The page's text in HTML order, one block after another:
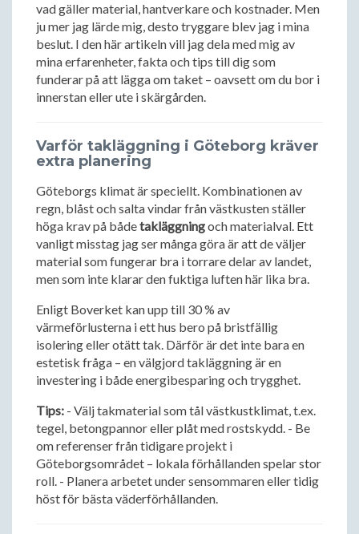
vad gäller material, hantverkare och kostnader. Men
ju mer jag lärde mig, desto tryggare blev jag i mina
beslut. I den här artikeln vill jag dela med mig av
mina erfarenheter, fakta och tips till dig som
funderar på att lägga om taket – oavsett om du bor i
innerstan eller ute i skärgården.
Varför takläggning i Göteborg kräver
extra planering
Göteborgs klimat är speciellt. Kombinationen av
regn, blåst och salta vindar från västkusten ställer
höga krav på bådetakläggningoch materialval. Ett
vanligt misstag jag ser många göra är att de väljer
material som fungerar bra i torrare delar av landet,
men som inte klarar den fuktiga luften här lika bra.
Enligt Boverket kan upp till 30 % av
värmeförlusterna i ett hus bero på bristfällig
isolering eller otätt tak. Därför är det inte bara en
estetisk fråga – en välgjord takläggning är en
investering i både energibesparing och trygghet.
Tips: - Välj takmaterial som tål västkustklimat, t.ex.
tegel, betongpannor eller plåt med rostskydd. - Be
om referenser från tidigare projekt i
Göteborgsområdet – lokala förhållanden spelar stor
roll. - Planera arbetet under sensommaren eller tidig
höst för bästa väderförhållanden.